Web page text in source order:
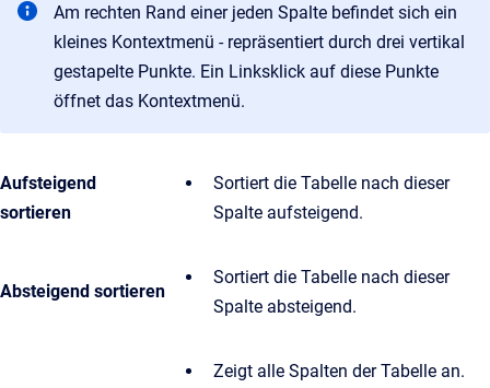
Am rechten Rand einer jeden Spalte befindet sich ein
kleines Kontextmenü - repräsentiert durch drei vertikal
gestapelte Punkte. Ein Linksklick auf diese Punkte
öffnet das Kontextmenü.
Aufsteigend
sortieren
Sortiert die Tabelle nach dieser
Spalte aufsteigend.
Absteigend sortieren
Sortiert die Tabelle nach dieser
Spalte absteigend.
Zeigt alle Spalten der Tabelle an.